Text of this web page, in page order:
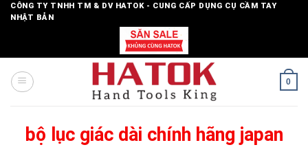
SkipCÔNG TY TNHH TM & DV HATOK - CUNG CẤP DỤNG CỤ CẦM TAY
NHẬT BẢN
0
bộ lục giác dài chính hãng japan